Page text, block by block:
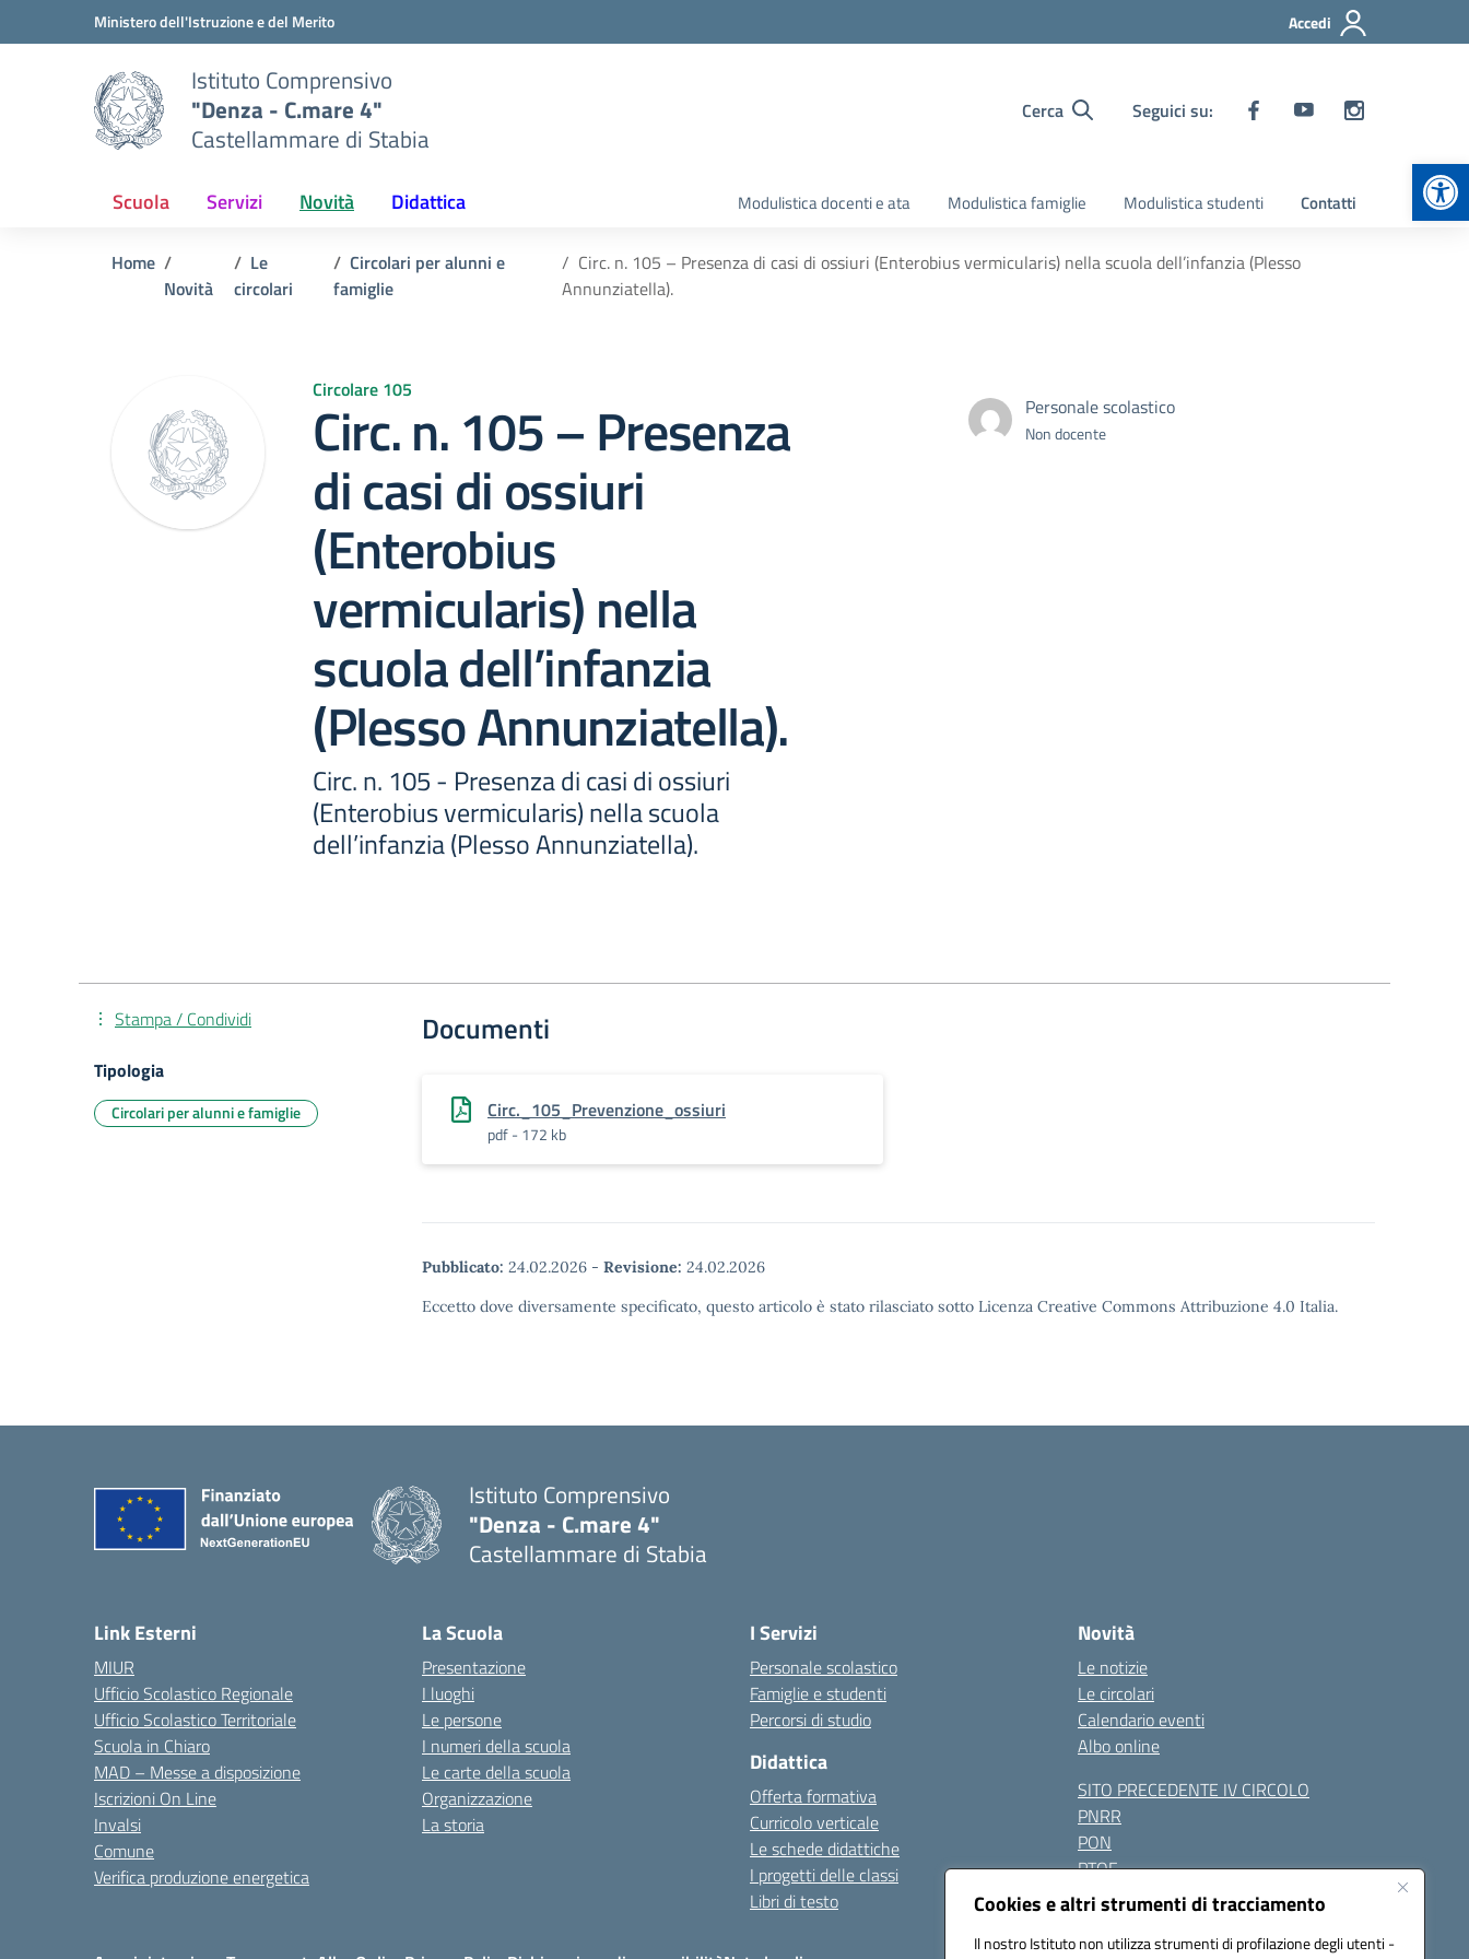
Cookies e altri strumenti di tracciamento
Il nostro Istituto non utilizza strumenti di profilazione degli utenti -
Vai ai contenuti
Vai al menu di navigazioneMinistero dell'Istruzione e del Merito Accedi
Istituto Comprensivo
"Denza - C.mare 4"
Castellammare di Stabia
Cerca Seguici su:
Scuola Servizi Novità Didattica Modulistica docenti e ata Modulistica famiglie Modulistica studenti Contatti
Home
Novità
Le
circolari
Circolari per alunni e
famiglie
Circ. n. 105 – Presenza di casi di ossiuri (Enterobius vermicularis) nella scuola dell’infanzia (Plesso
Annunziatella).
Circolare 105
Circ. n. 105 – Presenza
di casi di ossiuri
(Enterobius
vermicularis) nella
scuola dell’infanzia
(Plesso Annunziatella).
Circ. n. 105 - Presenza di casi di ossiuri
(Enterobius vermicularis) nella scuola
dell’infanzia (Plesso Annunziatella).
Personale scolastico
Non docente
Documenti
Circ._105_Prevenzione_ossiuri
pdf - 172 kb
Pubblicato: 24.02.2026 - Revisione: 24.02.2026
Eccetto dove diversamente specificato, questo articolo è stato rilasciato sotto Licenza Creative Commons Attribuzione 4.0 Italia.
Stampa / Condividi
Tipologia
Circolari per alunni e famiglie
Istituto Comprensivo
"Denza - C.mare 4"
Castellammare di Stabia
Link Esterni
MIUR
Ufficio Scolastico Regionale
Ufficio Scolastico Territoriale
Scuola in Chiaro
MAD – Messe a disposizione
Iscrizioni On Line
Invalsi
Comune
Verifica produzione energetica
La Scuola
Presentazione
I luoghi
Le persone
I numeri della scuola
Le carte della scuola
Organizzazione
La storia
I Servizi
Personale scolastico
Famiglie e studenti
Percorsi di studio
Didattica
Offerta formativa
Curricolo verticale
Le schede didattiche
I progetti delle classi
Libri di testo
Novità
Le notizie
Le circolari
Calendario eventi
Albo online
SITO PRECEDENTE IV CIRCOLO
PNRR
PON
PTOF
Contatti